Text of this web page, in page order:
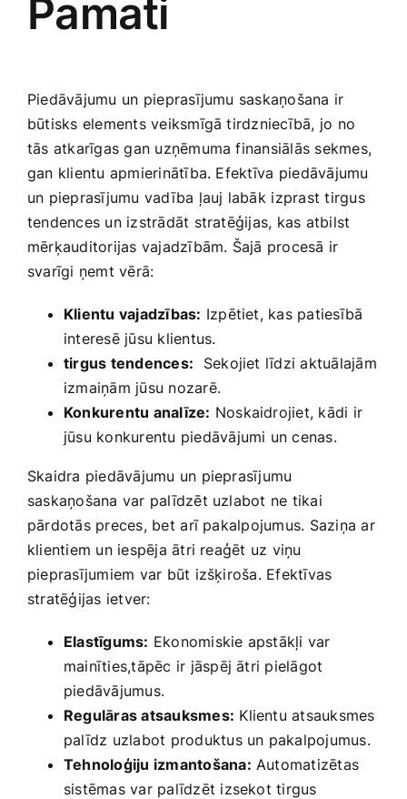
Pamati
Piedāvājumu un⁤ pieprasījumu saskaņošana ir
būtisks elements veiksmīgā ‌tirdzniecībā, jo no
tās atkarīgas gan uzņēmuma finansiālās sekmes,
gan klientu apmierinātība.‌ Efektīva ⁢piedāvājumu
un pieprasījumu vadība ļauj labāk⁢ izprast tirgus
tendences un izstrādāt stratēģijas, kas atbilst
mērķauditorijas vajadzībām. Šajā procesā ‍ir
svarīgi ņemt vērā:
Klientu vajadzības: Izpētiet, kas patiesībā
interesē jūsu klientus.
tirgus tendences: ⁤ Sekojiet līdzi aktuālajām
izmaiņām jūsu nozarē.
Konkurentu analīze: Noskaidrojiet, kādi ir
jūsu konkurentu piedāvājumi un cenas.
Skaidra piedāvājumu un pieprasījumu
saskaņošana var palīdzēt uzlabot ne tikai
pārdotās preces, bet⁤ arī pakalpojumus. Saziņa ar
klientiem un iespēja ātri reaģēt‌ uz viņu
pieprasījumiem var būt izšķiroša. Efektīvas
stratēģijas ietver:
Elastīgums: Ekonomiskie apstākļi var
‌mainīties,tāpēc ir jāspēj ātri pielāgot
piedāvājumus.
Regulāras atsauksmes: Klientu atsauksmes
palīdz uzlabot produktus un pakalpojumus.
Tehnoloģiju izmantošana: Automatizētas
sistēmas var palīdzēt izsekot tirgus